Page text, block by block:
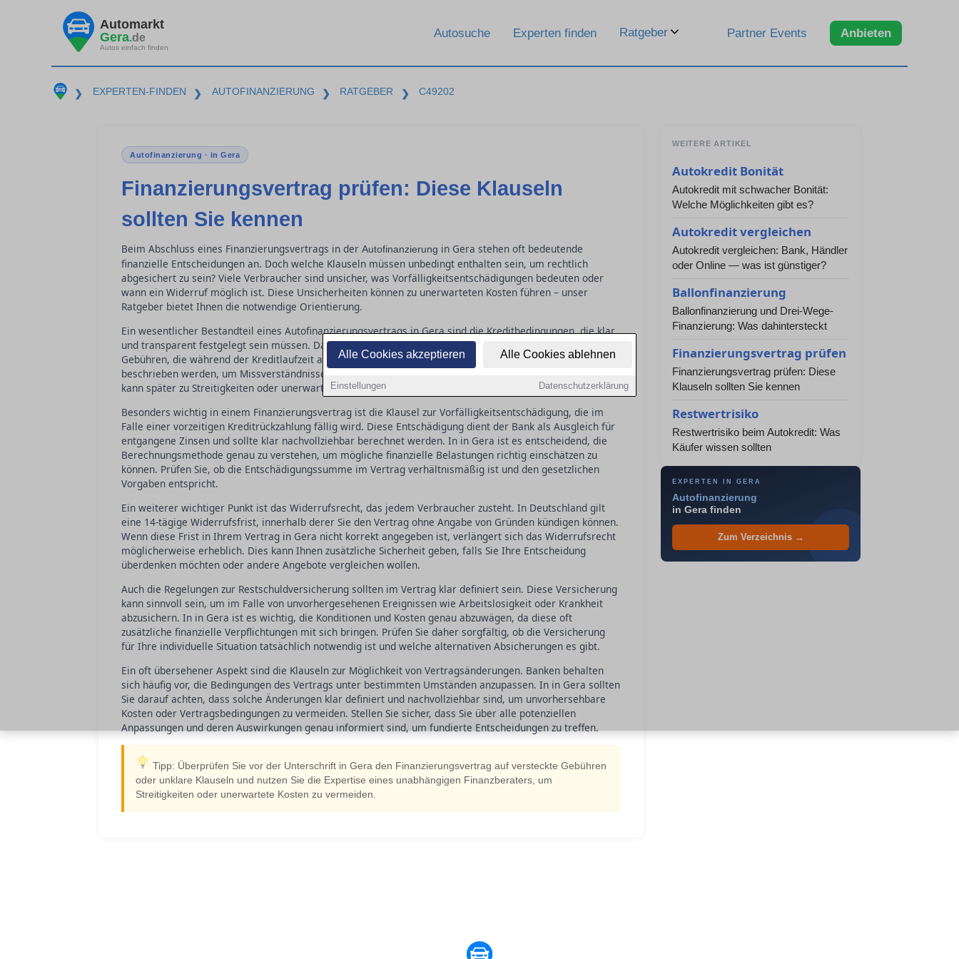
Alle Cookies akzeptieren Alle Cookies ablehnen
Einstellungen Datenschutzerklärung
Automarkt
Gera.de
Autos einfach finden
Autosuche Experten finden Ratgeber Partner Events Anbieten
❯ EXPERTEN-FINDEN ❯ AUTOFINANZIERUNG ❯ RATGEBER ❯ C49202
Autofinanzierung · in Gera
Finanzierungsvertrag prüfen: Diese Klauseln
sollten Sie kennen
Beim Abschluss eines Finanzierungsvertrags in der Autofinanzierung in Gera stehen oft bedeutende
finanzielle Entscheidungen an. Doch welche Klauseln müssen unbedingt enthalten sein, um rechtlich
abgesichert zu sein? Viele Verbraucher sind unsicher, was Vorfälligkeitsentschädigungen bedeuten oder
wann ein Widerruf möglich ist. Diese Unsicherheiten können zu unerwarteten Kosten führen – unser
Ratgeber bietet Ihnen die notwendige Orientierung.
Ein wesentlicher Bestandteil eines Autofinanzierungsvertrags in Gera sind die Kreditbedingungen, die klar
und transparent festgelegt sein müssen. Dazu gehören der Zinssatz, die Laufzeit, und eventuelle
Gebühren, die während der Kreditlaufzeit anfallen können. Es ist wichtig, dass alle Konditionen genau
beschrieben werden, um Missverständnisse zu vermeiden. Ein fehlender oder unklarer Vertragspassus
kann später zu Streitigkeiten oder unerwarteten Kosten führen.
Besonders wichtig in einem Finanzierungsvertrag ist die Klausel zur Vorfälligkeitsentschädigung, die im
Falle einer vorzeitigen Kreditrückzahlung fällig wird. Diese Entschädigung dient der Bank als Ausgleich für
entgangene Zinsen und sollte klar nachvollziehbar berechnet werden. In in Gera ist es entscheidend, die
Berechnungsmethode genau zu verstehen, um mögliche finanzielle Belastungen richtig einschätzen zu
können. Prüfen Sie, ob die Entschädigungssumme im Vertrag verhältnismäßig ist und den gesetzlichen
Vorgaben entspricht.
Ein weiterer wichtiger Punkt ist das Widerrufsrecht, das jedem Verbraucher zusteht. In Deutschland gilt
eine 14-tägige Widerrufsfrist, innerhalb derer Sie den Vertrag ohne Angabe von Gründen kündigen können.
Wenn diese Frist in Ihrem Vertrag in Gera nicht korrekt angegeben ist, verlängert sich das Widerrufsrecht
möglicherweise erheblich. Dies kann Ihnen zusätzliche Sicherheit geben, falls Sie Ihre Entscheidung
überdenken möchten oder andere Angebote vergleichen wollen.
Auch die Regelungen zur Restschuldversicherung sollten im Vertrag klar definiert sein. Diese Versicherung
kann sinnvoll sein, um im Falle von unvorhergesehenen Ereignissen wie Arbeitslosigkeit oder Krankheit
abzusichern. In in Gera ist es wichtig, die Konditionen und Kosten genau abzuwägen, da diese oft
zusätzliche finanzielle Verpflichtungen mit sich bringen. Prüfen Sie daher sorgfältig, ob die Versicherung
für Ihre individuelle Situation tatsächlich notwendig ist und welche alternativen Absicherungen es gibt.
Ein oft übersehener Aspekt sind die Klauseln zur Möglichkeit von Vertragsänderungen. Banken behalten
sich häufig vor, die Bedingungen des Vertrags unter bestimmten Umständen anzupassen. In in Gera sollten
Sie darauf achten, dass solche Änderungen klar definiert und nachvollziehbar sind, um unvorhersehbare
Kosten oder Vertragsbedingungen zu vermeiden. Stellen Sie sicher, dass Sie über alle potenziellen
Anpassungen und deren Auswirkungen genau informiert sind, um fundierte Entscheidungen zu treffen.
Tipp: Überprüfen Sie vor der Unterschrift in Gera den Finanzierungsvertrag auf versteckte Gebühren
oder unklare Klauseln und nutzen Sie die Expertise eines unabhängigen Finanzberaters, um
Streitigkeiten oder unerwartete Kosten zu vermeiden.
WEITERE ARTIKEL
Autokredit Bonität
Autokredit mit schwacher Bonität:
Welche Möglichkeiten gibt es?
Autokredit vergleichen
Autokredit vergleichen: Bank, Händler
oder Online — was ist günstiger?
Ballonfinanzierung
Ballonfinanzierung und Drei-Wege-
Finanzierung: Was dahintersteckt
Finanzierungsvertrag prüfen
Finanzierungsvertrag prüfen: Diese
Klauseln sollten Sie kennen
Restwertrisiko
Restwertrisiko beim Autokredit: Was
Käufer wissen sollten
EXPERTEN IN GERA
Autofinanzierung
in Gera finden
Zum Verzeichnis →